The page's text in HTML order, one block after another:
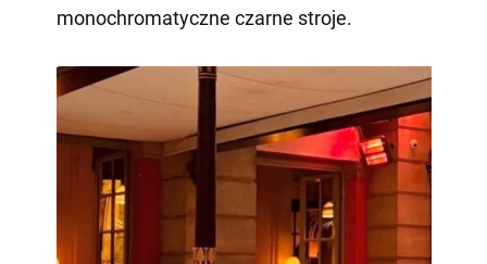
monochromatyczne czarne stroje.